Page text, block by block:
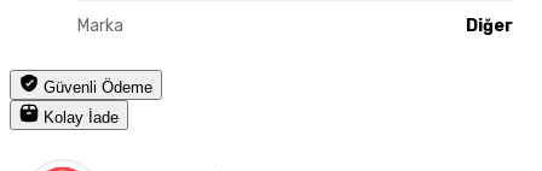
Marka Diğer
Güvenli Ödeme
Kolay İade